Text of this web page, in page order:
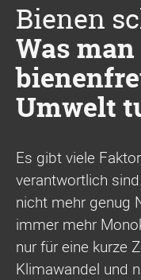
Bienen
Was
Umwelt
Es gibt viele
verantwortlich
nicht mehr genug
immer mehr
nur für eine kurze
Klimawandel und